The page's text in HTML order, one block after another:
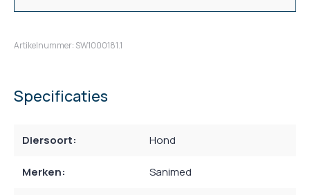
Artikelnummer: SW1000181.1
Specificaties
Diersoort: Hond
Merken: Sanimed